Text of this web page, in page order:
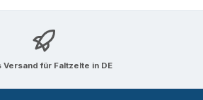
Versand für Faltzelte in DE